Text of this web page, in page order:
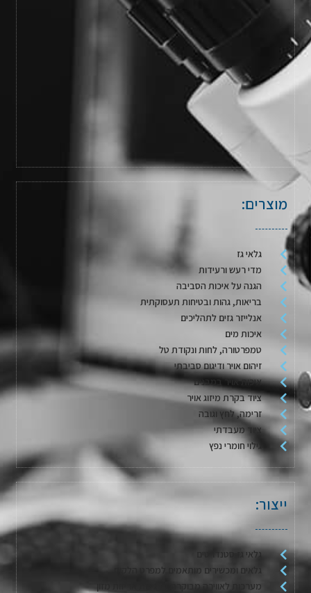
מוצרים:
גלאי גז
מדי רעש ורעידות
הגנה על איכות הסביבה
בריאות, גהות ובטיחות תעסוקתית
אנלייזר גזים לתהליכים
איכות מים
טמפרטורה, לחות ונקודת טל
זיהום אויר ודיגום סביבתי
איכות אויר במבנים
ציוד בקרת מיזוג אויר
זרימה, לחץ וגובה
ציוד מעבדתי
גילוי חומרי נפץ
ייצור:
גלאי גז סטנדרטים
גלאים ומכשירים מותאמים למפרט הלקוח
מערכות לאווירה מבוקרת / דגימת אריזות מזון